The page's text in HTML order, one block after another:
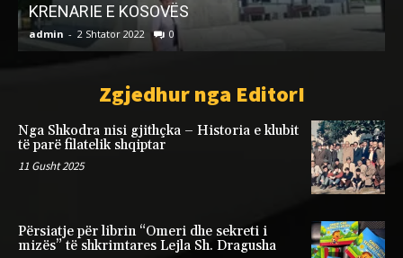
KRENARIE E KOSOVËS
admin - 2 Shtator 2022 0
Zgjedhur nga EditorI
Nga Shkodra nisi gjithçka – Historia e klubit
të parë filatelik shqiptar
11 Gusht 2025
Përsiatje për librin “Omeri dhe sekreti i
mizës” të shkrimtares Lejla Sh. Dragusha